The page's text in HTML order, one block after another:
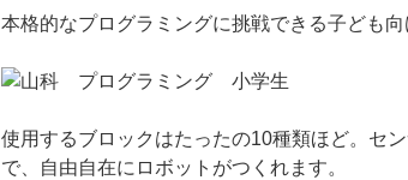
本格的なプログラミングに挑戦できる子ども
使用するブロックはたったの10種類ほど。セ
で、自由自在にロボットがつくれます。